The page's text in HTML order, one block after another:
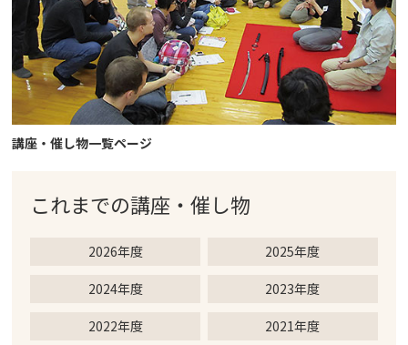
講座・催し物一覧ページ
これまでの講座・催し物
2026年度 2025年度
2024年度 2023年度
2022年度 2021年度